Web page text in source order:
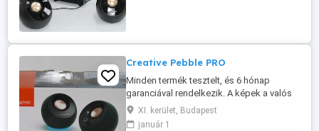
Creative Pebble PRO
Minden termék tesztelt, és 6 hónap
garanciával rendelkezik. A képek a valós
termékeket ábrázolják. Ez a termék:
FELÚJÍTOTT Csatornák: 2.0 Teljesítmény:
XI. kerület, Budapest
január 1